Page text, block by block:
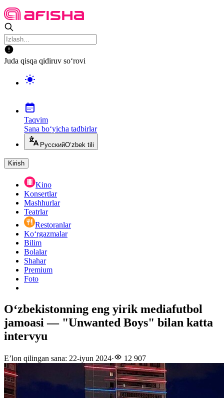
Juda qisqa qidiruv so‘rovi
Taqvim
Sana bo‘yicha tadbirlar
РусскийO‘zbek tili
Kirish
Kino
Konsertlar
Mashhurlar
Teatrlar
Restoranlar
Ko‘rgazmalar
Bilim
Bolalar
Shahar
Premium
Foto
Oʻzbekistonning eng yirik mediafutbol
jamoasi — "Unwanted Boys" bilan katta
intervyu
E’lon qilingan sana: 22-iyun 2024· 12 907